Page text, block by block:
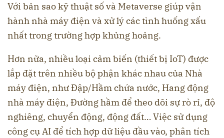
Với bản sao kỹ thuật số và Metaverse giúp vận
hành nhà máy điện và xử lý các tình huống xấu
nhất trong trường hợp khủng hoảng.
Hơn nữa, nhiều loại cảm biến (thiết bị IoT) được
lắp đặt trên nhiều bộ phận khác nhau của Nhà
máy điện, như Đập/Hầm chứa nước, Hang động
nhà máy điện, Đường hầm để theo dõi sự rò rỉ, độ
nghiêng, chuyển động, động đất… Việc sử dụng
công cụ AI để tích hợp dữ liệu đầu vào, phân tích